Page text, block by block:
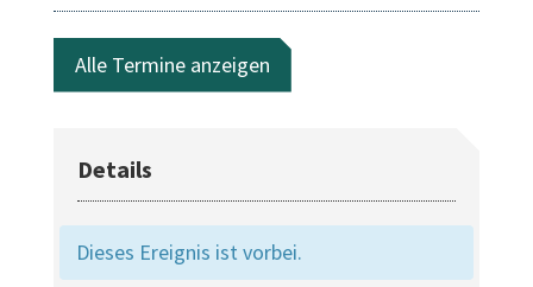
Alle Termine anzeigen
Dieses Ereignis ist vorbei.